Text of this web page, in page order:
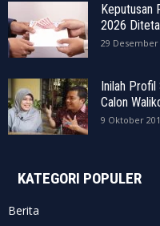
Keputusan
2026
29 Desember
Inilah Profil
Calon
9 Oktober
KATEGORI POPULER
Berita